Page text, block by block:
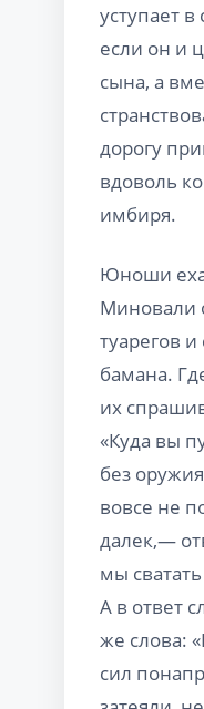
уступает
если он и
сына, а
дорогу
вдоволь
имбиря.
Юноши
Миновали
туарегов
бамана.
их
«Куда вы
без
вовсе не
далек,—
мы
А в ответ
же слова:
сил